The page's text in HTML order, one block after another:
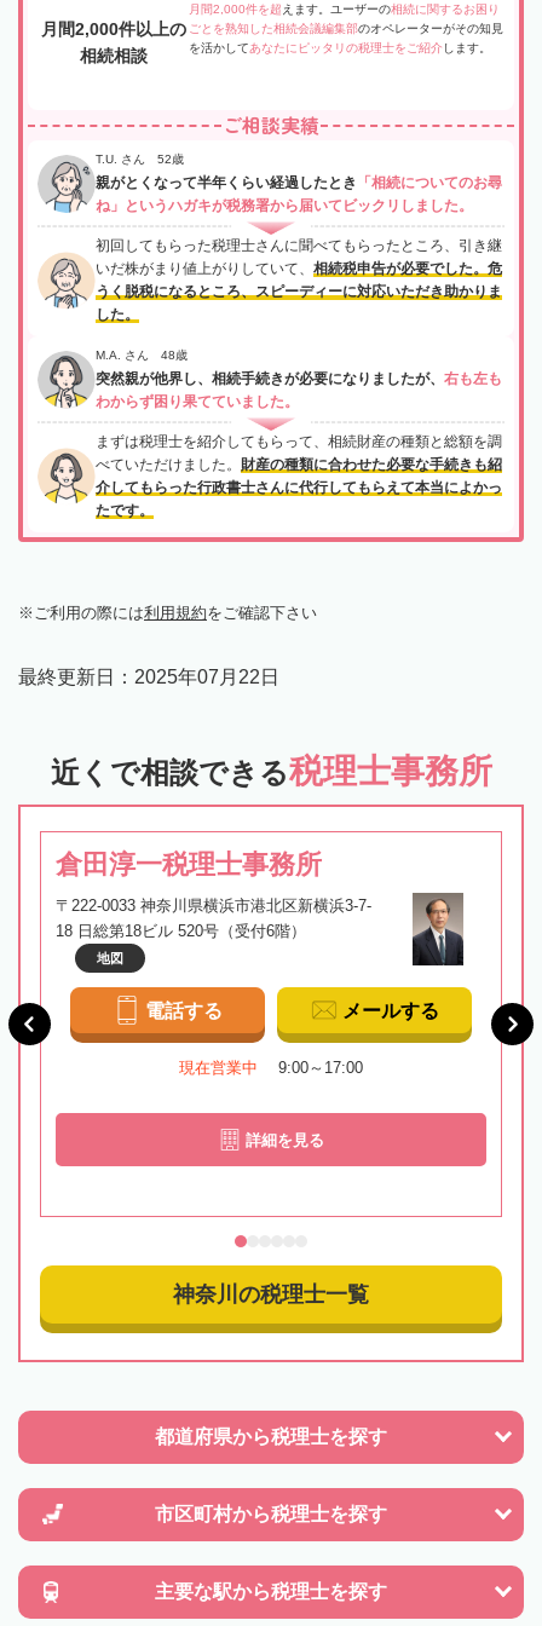
月間2,000件以上の
相続相談
月間2,000件を超 えます。ユーザーの相続に関するお困り
ごとを熟知した相続会議編集部のオペレーターがその知見
を活かしてあなたにピッタリの税理士をご紹介 します。
ご相談実績
T.U. さん 52歳
親がとくなって半年くらい経過したとき
「相続についてのお尋
ね」というハガキが税務署から届いてビックリしました。
初回してもらった税理士さんに聞べてもらったところ、引き継
いだ株がまり値上がりしていて、 相続税申告が必要でした。危
うく脱税になるところ、スピーディーに対応いただき助かりま
した。
M.A. さん 48歳
突然親が他界し、相続手続きが必要になりましたが、 右も左も
わからず困り果てていました。
まずは税理士を紹介してもらって、相続財産の種類と総額を調
べていただけました。 財産の種類に合わせた必要な手続きも紹
介してもらった行政書士さんに代行してもらえて本当によかっ
たです。
ご利用の際には利用規約をご確認下さい
最終更新日： 2025年07月22日
近くで相談できる税理士事務所
倉田淳一税理士事務所
〒222-0033 神奈川県横浜市港北区新横浜3-7-
18 日総第18ビル 520号（受付6階）
地図
電話する メールする
現在営業中 9:00～17:00
詳細を見る
神奈川の税理士一覧
都道府県から税理士を探す
市区町村から税理士を探す
主要な駅から税理士を探す